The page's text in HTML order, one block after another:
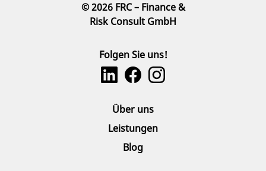
© 2026 FRC – Finance &
Risk Consult GmbH
Folgen Sie uns!
Über uns
Leistungen
Blog